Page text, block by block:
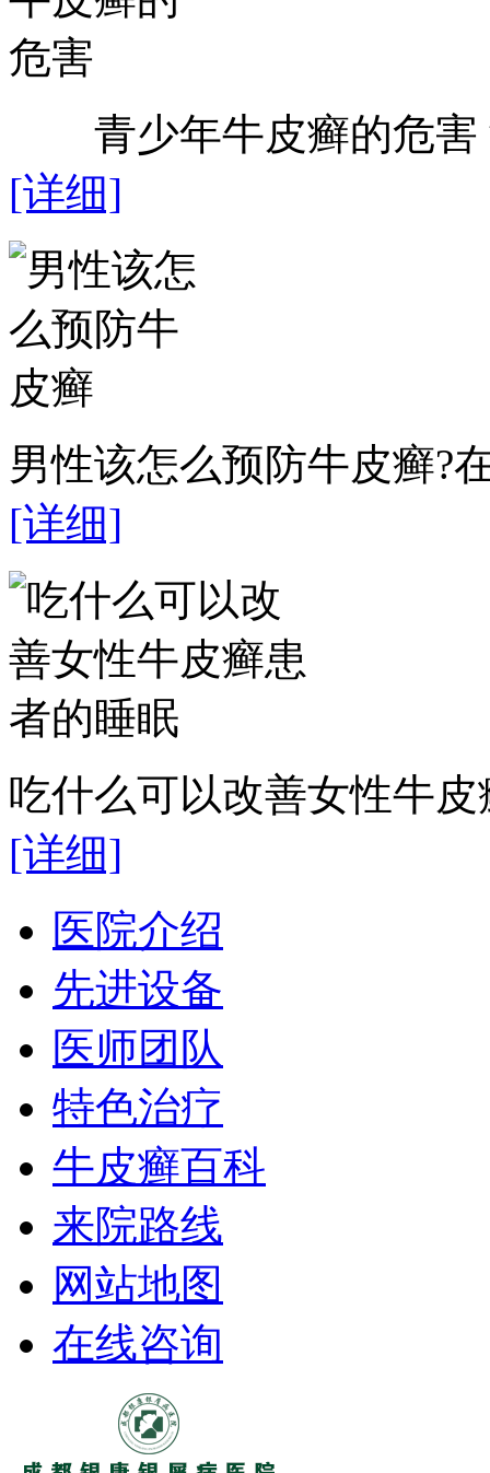
青少年牛皮癣的危害
[详细]
男性该怎么预防牛皮癣?
[详细]
吃什么可以改善女性牛
[详细]
医院介绍
先进设备
医师团队
特色治疗
牛皮癣百科
来院路线
网站地图
在线咨询